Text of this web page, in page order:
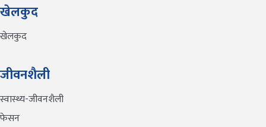
खेलकुद
खेलकुद
जीवनशैली
स्वास्थ्य-जीवनशैली
फेसन